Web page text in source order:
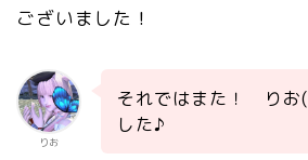
ございました！
りお
それではまた！ りお(
した♪